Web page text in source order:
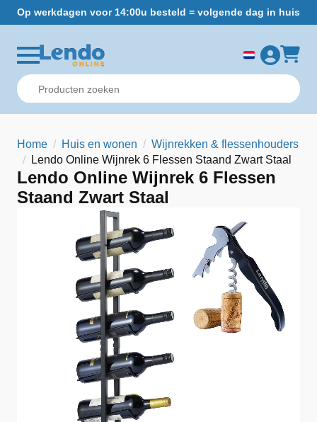
Op werkdagen voor 14:00u besteld = volgende dag in huis
Home Huis en wonen
Wijnrekken & flessenhouders
Lendo Online Wijnrek 6 Flessen Staand Zwart Staal
Lendo Online Wijnrek 6 Flessen
Staand Zwart Staal